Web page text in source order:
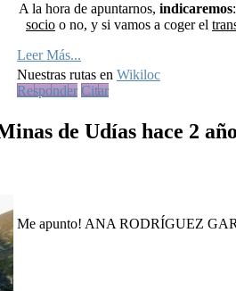
A la hora de apuntarnos, indicaremos
socio o no, y si vamos a coger el
Leer Más...
Nuestras rutas en Wikiloc
Responder Citar
de Udías hace 2
Me apunto! ANA RODRÍGUEZ